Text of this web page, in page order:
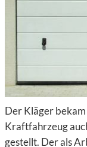
Der Kläger
Kraftfahrzeug
gestellt. Der als